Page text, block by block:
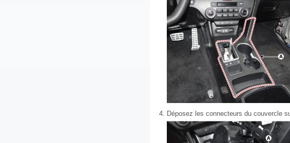
4. Déposez les connecteurs du couvercle